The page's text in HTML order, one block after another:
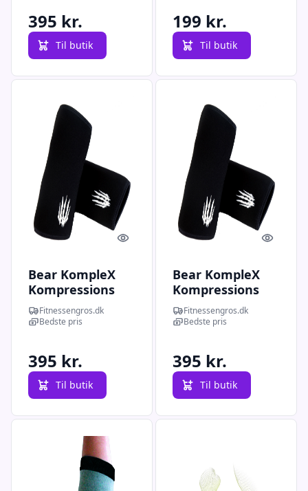
395 kr.
Til butik
199 kr.
Til butik
Quick look
Bear KompleX
Kompressions
Albuebind 5 mm
Sort str. L
Fitnessengros.dk
Bedste pris
395 kr.
Til butik
Quick
Bear KompleX
Kompressions
Albuebind 5 mm
Sort str. XXXXL
Fitnessengros.dk
Bedste pris
395 kr.
Til butik